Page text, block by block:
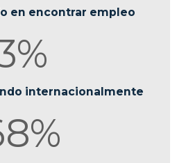
en encontrar empleo
internacionalmente